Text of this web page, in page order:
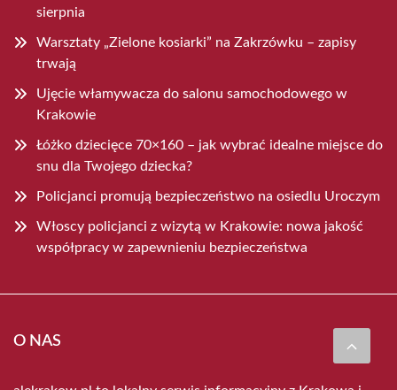
sierpnia
Warsztaty „Zielone kosiarki” na Zakrzówku – zapisy
trwają
Ujęcie włamywacza do salonu samochodowego w
Krakowie
Łóżko dziecięce 70×160 – jak wybrać idealne miejsce do
snu dla Twojego dziecka?
Policjanci promują bezpieczeństwo na osiedlu Uroczym
Włoscy policjanci z wizytą w Krakowie: nowa jakość
współpracy w zapewnieniu bezpieczeństwa
O NAS